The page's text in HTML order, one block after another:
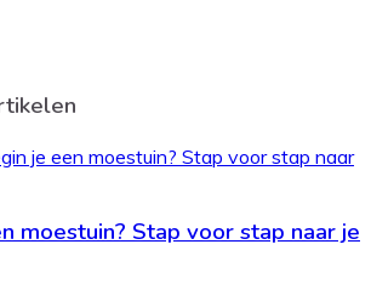
moestuin? Stap voor stap naar je